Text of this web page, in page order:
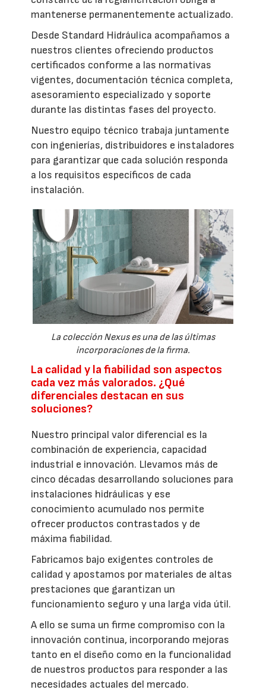
mantenerse permanentemente actualizado.
Desde Standard Hidráulica acompañamos a
nuestros clientes ofreciendo productos
certificados conforme a las normativas
vigentes, documentación técnica completa,
asesoramiento especializado y soporte
durante las distintas fases del proyecto.
Nuestro equipo técnico trabaja juntamente
con ingenierías, distribuidores e instaladores
para garantizar que cada solución responda
a los requisitos específicos de cada
instalación.
La colección Nexus es una de las últimas
incorporaciones de la firma.
La calidad y la fiabilidad son aspectos
cada vez más valorados. ¿Qué
diferenciales destacan en sus
soluciones?
Nuestro principal valor diferencial es la
combinación de experiencia, capacidad
industrial e innovación. Llevamos más de
cinco décadas desarrollando soluciones para
instalaciones hidráulicas y ese
conocimiento acumulado nos permite
ofrecer productos contrastados y de
máxima fiabilidad.
Fabricamos bajo exigentes controles de
calidad y apostamos por materiales de altas
prestaciones que garantizan un
funcionamiento seguro y una larga vida útil.
A ello se suma un firme compromiso con la
innovación continua, incorporando mejoras
tanto en el diseño como en la funcionalidad
de nuestros productos para responder a las
necesidades actuales del mercado.